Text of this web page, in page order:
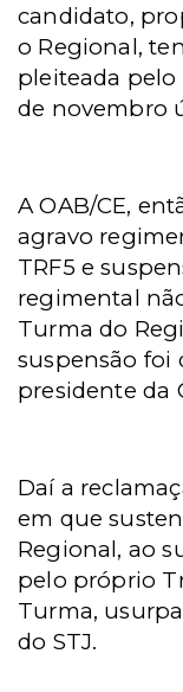
candidato,
o Regional,
pleiteada pelo
de novembro
A OAB/CE,
agravo
TRF5 e
regimental
Turma do
suspensão foi
presidente da
Daí a
em que
Regional, ao
pelo próprio
Turma,
do STJ.